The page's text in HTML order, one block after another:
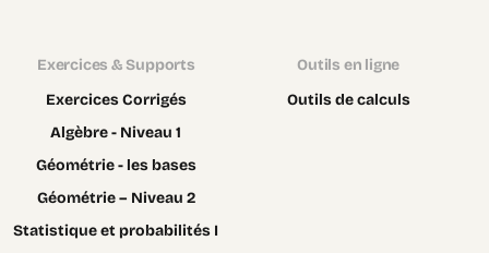
Exercices & Supports
Exercices Corrigés
Algèbre - Niveau 1
Géométrie - les bases
Géométrie – Niveau 2
Statistique et probabilités I
Outils en ligne
Outils de calculs